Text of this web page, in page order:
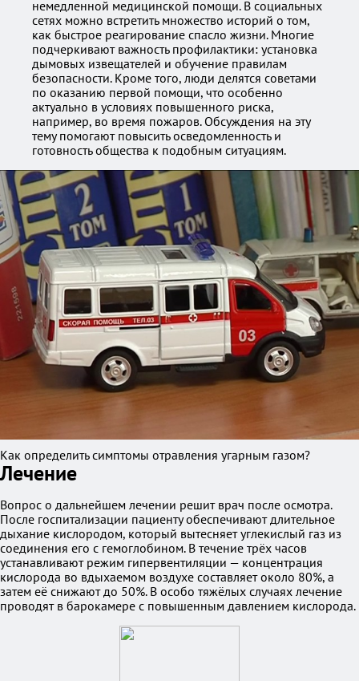
немедленной медицинской помощи. В социальных
сетях можно встретить множество историй о том,
как быстрое реагирование спасло жизни. Многие
подчеркивают важность профилактики: установка
дымовых извещателей и обучение правилам
безопасности. Кроме того, люди делятся советами
по оказанию первой помощи, что особенно
актуально в условиях повышенного риска,
например, во время пожаров. Обсуждения на эту
тему помогают повысить осведомленность и
готовность общества к подобным ситуациям.
Как определить симптомы отравления угарным газом?
Лечение
Вопрос о дальнейшем лечении решит врач после осмотра.
После госпитализации пациенту обеспечивают длительное
дыхание кислородом, который вытесняет углекислый газ из
соединения его с гемоглобином. В течение трёх часов
устанавливают режим гипервентиляции — концентрация
кислорода во вдыхаемом воздухе составляет около 80%, а
затем её снижают до 50%. В особо тяжёлых случаях лечение
проводят в барокамере с повышенным давлением кислорода.